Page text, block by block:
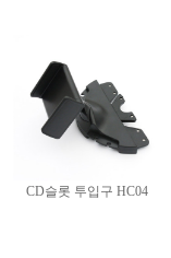
CD슬롯 투입구 HC04